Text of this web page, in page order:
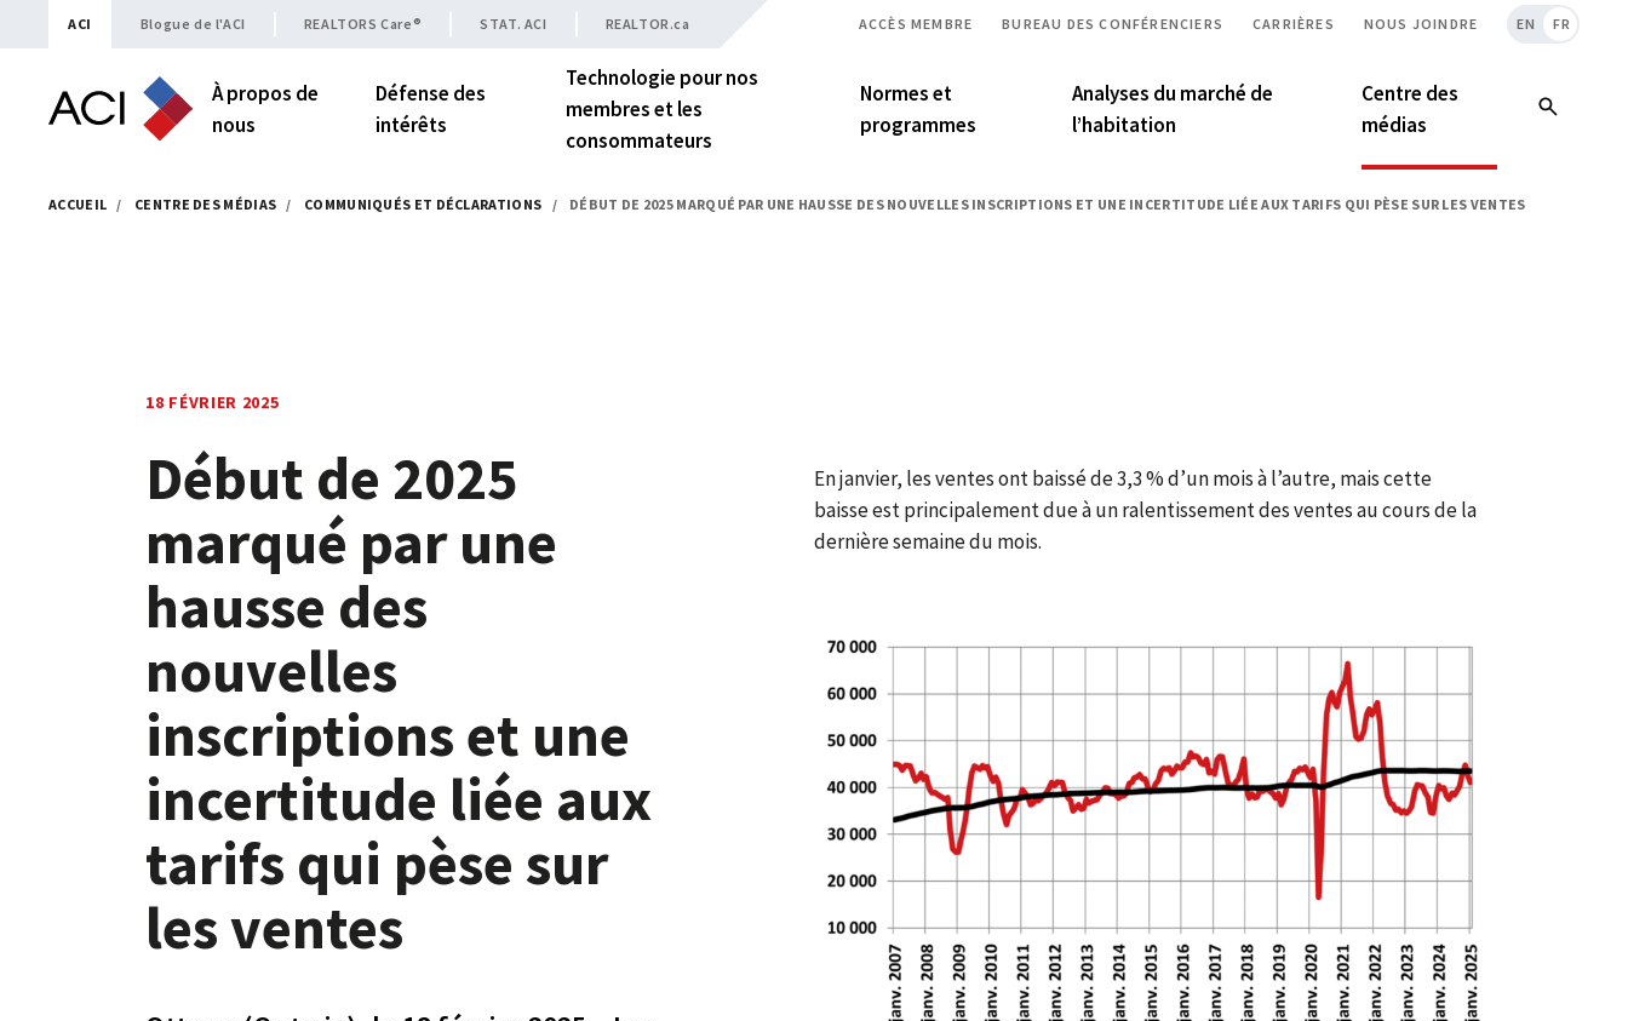
Skip to content
ACI Blogue de l'ACI REALTORS Care® STAT. ACI REALTOR.ca ACCÈS MEMBRE BUREAU DES CONFÉRENCIERS CARRIÈRES NOUS JOINDRE EN FR
À propos de
nous
Défense des
intérêts
Technologie pour nos
membres et les
consommateurs
Normes et
programmes
Analyses du marché de
l’habitation
Centre des
médias
ACCUEIL / CENTRE DES MÉDIAS / COMMUNIQUÉS ET DÉCLARATIONS / DÉBUT DE 2025 MARQUÉ PAR UNE HAUSSE DES NOUVELLES INSCRIPTIONS ET UNE INCERTITUDE LIÉE AUX TARIFS QUI PÈSE SUR LES VENTES
18 FÉVRIER 2025
Début de 2025
marqué par une
hausse des
nouvelles
inscriptions et une
incertitude liée aux
tarifs qui pèse sur
les ventes
En janvier, les ventes ont baissé de 3,3 % d’un mois à l’autre, mais cette
baisse est principalement due à un ralentissement des ventes au cours de la
dernière semaine du mois.